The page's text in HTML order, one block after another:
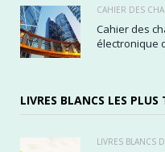
CAHIER DES
Cahier des
électronique
LIVRES BLANCS LES PLUS
LIVRES BLANCS